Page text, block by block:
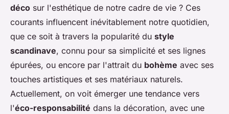
déco sur l'esthétique de notre cadre de vie ? Ces
courants influencent inévitablement notre quotidien,
que ce soit à travers la popularité du style
scandinave, connu pour sa simplicité et ses lignes
épurées, ou encore par l'attrait du bohème avec ses
touches artistiques et ses matériaux naturels.
Actuellement, on voit émerger une tendance vers
l'éco-responsabilité dans la décoration, avec une